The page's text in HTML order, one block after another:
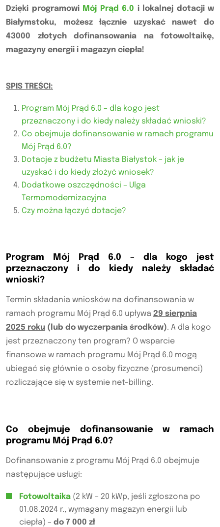
Dzięki programowi Mój Prąd 6.0 i lokalnej dotacji w
Białymstoku, możesz łącznie uzyskać nawet do
43000 złotych dofinansowania na fotowoltaikę,
magazyny energii i magazyn ciepła!
SPIS TREŚCI:
Program Mój Prąd 6.0 – dla kogo jest
przeznaczony i do kiedy należy składać wnioski?
Co obejmuje dofinansowanie w ramach programu
Mój Prąd 6.0?
Dotacje z budżetu Miasta Białystok – jak je
uzyskać i do kiedy złożyć wniosek?
Dodatkowe oszczędności – Ulga
Termomodernizacyjna
Czy można łączyć dotacje?
Program Mój Prąd 6.0 – dla kogo jest
przeznaczony i do kiedy należy składać
wnioski?
Termin składania wniosków na dofinansowania w
ramach programu Mój Prąd 6.0 upływa 29 sierpnia
2025 roku (lub do wyczerpania środków). A dla kogo
jest przeznaczony ten program? O wsparcie
finansowe w ramach programu Mój Prąd 6.0 mogą
ubiegać się głównie o osoby fizyczne (prosumenci)
rozliczające się w systemie net-billing.
Co obejmuje dofinansowanie w ramach
programu Mój Prąd 6.0?
Dofinansowanie z programu Mój Prąd 6.0 obejmuje
następujące usługi:
Fotowoltaika (2 kW – 20 kWp, jeśli zgłoszona po
01.08.2024 r., wymagany magazyn energii lub
ciepła) – do 7 000 zł